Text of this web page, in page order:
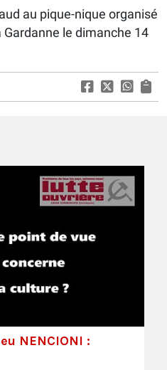
au pique-nique organisé
le dimanche 14
NENCIONI :